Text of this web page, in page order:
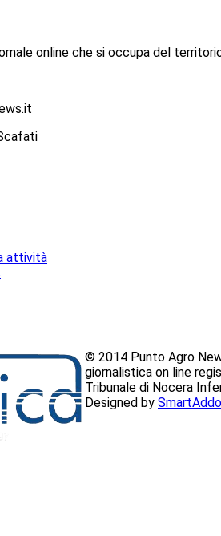
online che si occupa del
attività
© 2014 Punto Agro
giornalistica on line
Tribunale di Nocera
Designed by